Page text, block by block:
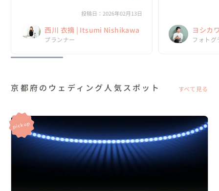
感覚で、自分の...
投稿日：2026年02月13日
西川 衣摘 | Itsumi Nishikawa
プランナー
ヨシカ
フォトグ
京都府のウェディング人気スポット すべて見る